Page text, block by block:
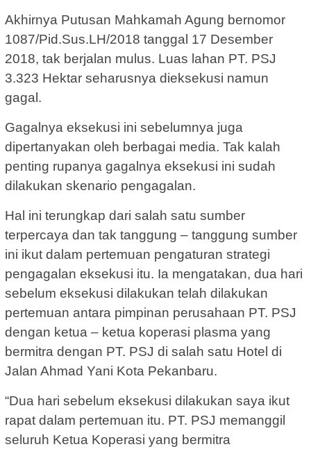
Akhirnya Putusan Mahkamah Agung bernomor
1087/Pid.Sus.LH/2018 tanggal 17 Desember
2018, tak berjalan mulus. Luas lahan PT. PSJ
3.323 Hektar seharusnya dieksekusi namun
gagal.
Gagalnya eksekusi ini sebelumnya juga
dipertanyakan oleh berbagai media. Tak kalah
penting rupanya gagalnya eksekusi ini sudah
dilakukan skenario pengagalan.
Hal ini terungkap dari salah satu sumber
terpercaya dan tak tanggung – tanggung sumber
ini ikut dalam pertemuan pengaturan strategi
pengagalan eksekusi itu. Ia mengatakan, dua hari
sebelum eksekusi dilakukan telah dilakukan
pertemuan antara pimpinan perusahaan PT. PSJ
dengan ketua – ketua koperasi plasma yang
bermitra dengan PT. PSJ di salah satu Hotel di
Jalan Ahmad Yani Kota Pekanbaru.
“Dua hari sebelum eksekusi dilakukan saya ikut
rapat dalam pertemuan itu. PT. PSJ memanggil
seluruh Ketua Koperasi yang bermitra